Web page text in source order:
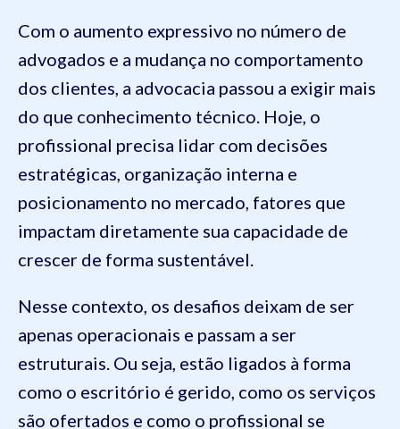
Com o aumento expressivo no número de
advogados e a mudança no comportamento
dos clientes, a advocacia passou a exigir mais
do que conhecimento técnico. Hoje, o
profissional precisa lidar com decisões
estratégicas, organização interna e
posicionamento no mercado, fatores que
impactam diretamente sua capacidade de
crescer de forma sustentável.
Nesse contexto, os desafios deixam de ser
apenas operacionais e passam a ser
estruturais. Ou seja, estão ligados à forma
como o escritório é gerido, como os serviços
são ofertados e como o profissional se